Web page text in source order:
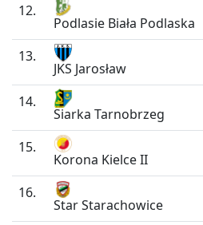
12.
Podlasie Biała Podlaska
13.
JKS Jarosław
14.
Siarka Tarnobrzeg
15.
Korona Kielce II
16.
Star Starachowice